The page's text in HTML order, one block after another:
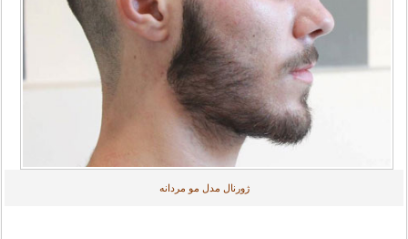
ژورنال مدل مو مردانه